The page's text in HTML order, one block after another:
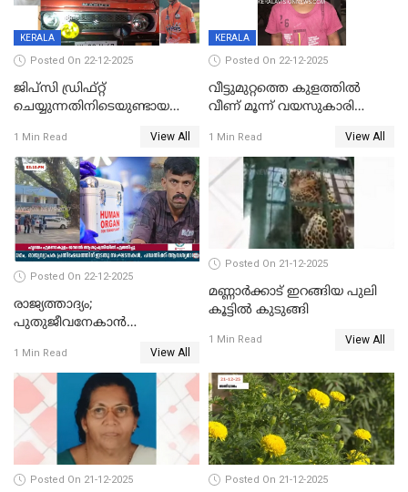
KERALA
Posted On 22-12-2025
ജിപ്സി ഡ്രിഫ്റ്റ്
ചെയ്യുന്നതിനിടെയുണ്ടായ
ദാരുണാന്ത്യം; ജീപ്സി
ഓടിച്ചയാൾ അറസ്റ്റിൽ.
1 Min Read View All
KERALA
Posted On 22-12-2025
വീട്ടുമുറ്റത്തെ കുളത്തിൽ
വീണ് മൂന്ന് വയസുകാരി
1 Min Read View All
Posted On 22-12-2025
രാജ്യത്താദ്യം;
പുതുജീവനേകാൻ
എറണാകുളം സർക്കാർ
ജനറൽ
ആശുപത്രിയിലെത്തിച്ചു
1 Min Read View All
Posted On 21-12-2025
മണ്ണാർക്കാട് ഇറങ്ങിയ പുലി
കൂട്ടിൽ കുടുങ്ങി
1 Min Read View All
Posted On 21-12-2025 Posted On 21-12-2025